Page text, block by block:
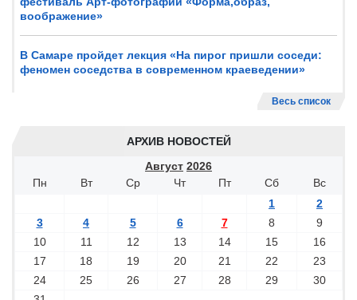
воображение»
В Самаре пройдет лекция «На пирог пришли соседи:
феномен соседства в современном краеведении»
Весь список
АРХИВ НОВОСТЕЙ
Август 2026
Пн
Вт Ср Чт Пт Сб
Вс
1
2
3
4 5 6 7 8
9
10
11 12 13 14 15
16
17
18 19 20 21 22
23
24
25 26 27 28 29
30